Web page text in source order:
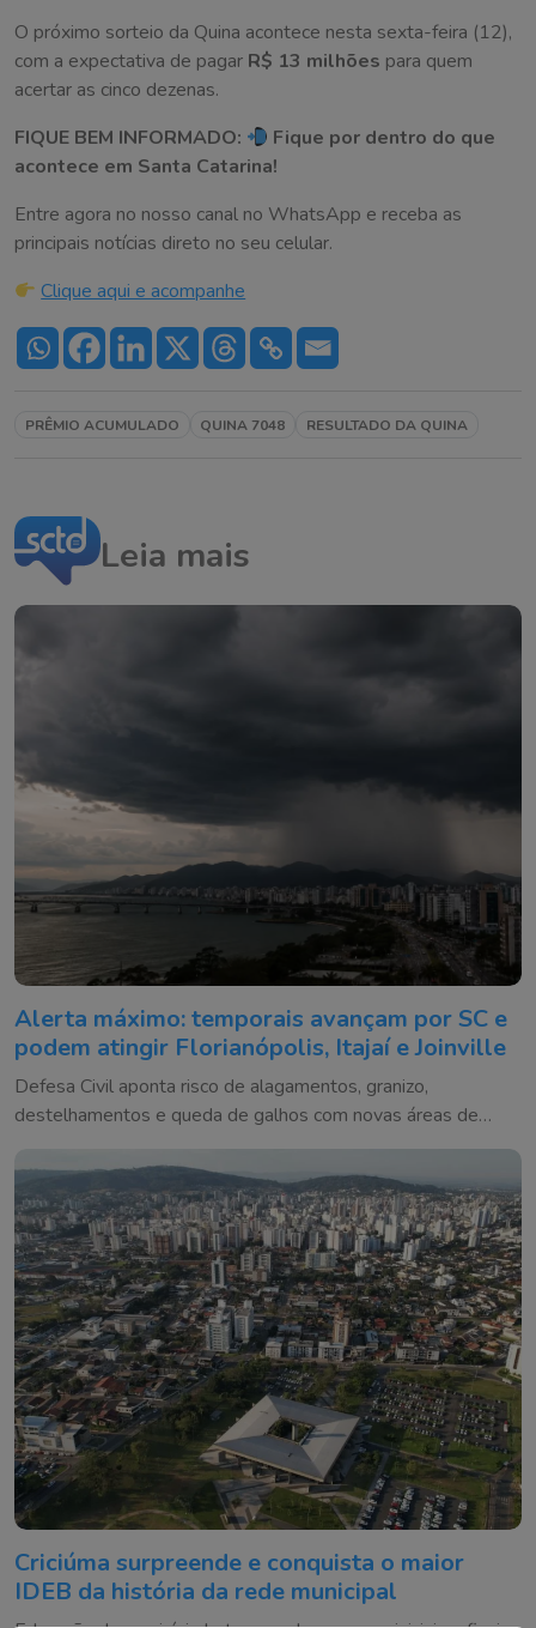
O próximo sorteio da Quina acontece nesta sexta-feira (12),
com a expectativa de pagar R$ 13 milhões para quem
acertar as cinco dezenas.
FIQUE BEM INFORMADO:
Fique por dentro do que
acontece em Santa Catarina!
Entre agora no nosso canal no WhatsApp e receba as
principais notícias direto no seu celular.
Clique aqui e acompanhe
PRÊMIO ACUMULADO QUINA 7048 RESULTADO DA QUINA
Leia mais
Alerta máximo: temporais avançam por SC e
podem atingir Florianópolis, Itajaí e Joinville
Defesa Civil aponta risco de alagamentos, granizo,
destelhamentos e queda de galhos com novas áreas de
instabilidade nas próximas horas
Criciúma surpreende e conquista o maior
IDEB da história da rede municipal